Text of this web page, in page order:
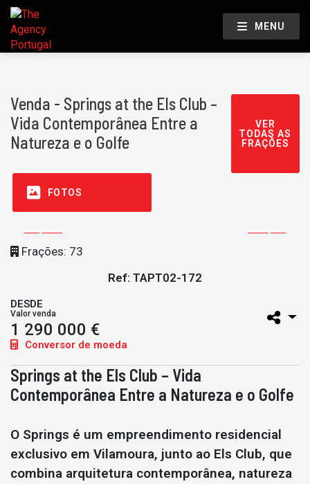
MENU
Venda - Springs at the Els Club –
Vida Contemporânea Entre a
Natureza e o Golfe
VER
TODAS AS
FRAÇÕES
FOTOS
Frações: 73
Ref: TAPT02-172
DESDE
Valor venda
1 290 000 €
Conversor de moeda
Springs at the Els Club – Vida
Contemporânea Entre a Natureza e o Golfe
O Springs é um empreendimento residencial
exclusivo em Vilamoura, junto ao Els Club, que
combina arquitetura contemporânea, natureza